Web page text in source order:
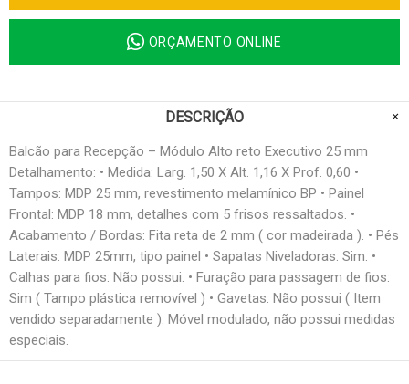
ORÇAMENTO ONLINE
DESCRIÇÃO
Balcão para Recepção – Módulo Alto reto Executivo 25 mm
Detalhamento: • Medida: Larg. 1,50 X Alt. 1,16 X Prof. 0,60 •
Tampos: MDP 25 mm, revestimento melamínico BP • Painel
Frontal: MDP 18 mm, detalhes com 5 frisos ressaltados. •
Acabamento / Bordas: Fita reta de 2 mm ( cor madeirada ). • Pés
Laterais: MDP 25mm, tipo painel • Sapatas Niveladoras: Sim. •
Calhas para fios: Não possui. • Furação para passagem de fios:
Sim ( Tampo plástica removível ) • Gavetas: Não possui ( Item
vendido separadamente ). Móvel modulado, não possui medidas
especiais.